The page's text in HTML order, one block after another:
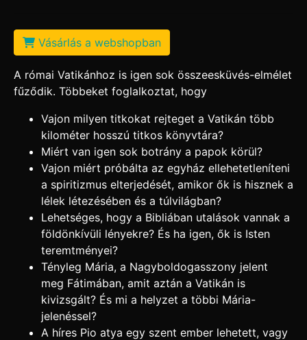
Vásárlás a webshopban
A római Vatikánhoz is igen sok összeesküvés-elmélet
fűződik. Többeket foglalkoztat, hogy
Vajon milyen titkokat rejteget a Vatikán több
kilométer hosszú titkos könyvtára?
Miért van igen sok botrány a papok körül?
Vajon miért próbálta az egyház ellehetetleníteni
a spiritizmus elterjedését, amikor ők is hisznek a
lélek létezésében és a túlvilágban?
Lehetséges, hogy a Bibliában utalások vannak a
földönkívüli lényekre? És ha igen, ők is Isten
teremtményei?
Tényleg Mária, a Nagyboldogasszony jelent
meg Fátimában, amit aztán a Vatikán is
kivizsgált? És mi a helyzet a többi Mária-
jelenéssel?
A híres Pio atya egy szent ember lehetett, vagy